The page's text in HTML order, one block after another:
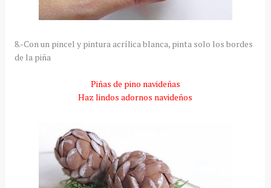
8.-Con un pincel y pintura acrílica blanca, pinta solo los bordes
de la piña
Piñas de pino navideñas
Haz lindos adornos navideños